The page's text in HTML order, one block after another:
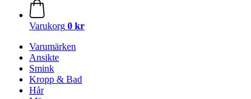
Varukorg 0 kr
Varumärken
Ansikte
Smink
Kropp & Bad
Hår